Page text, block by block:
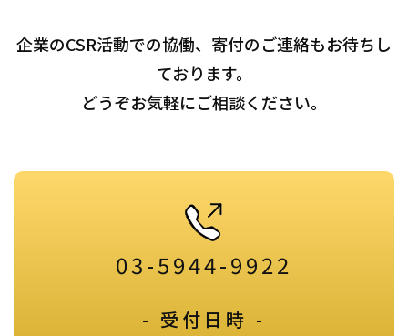
企業のCSR活動での協働、寄付のご連絡もお待ちし
ております。
どうぞお気軽にご相談ください。
03-5944-9922
- 受付日時 -